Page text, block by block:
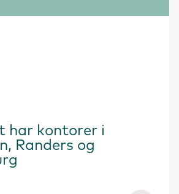
har kontorer i
Randers og